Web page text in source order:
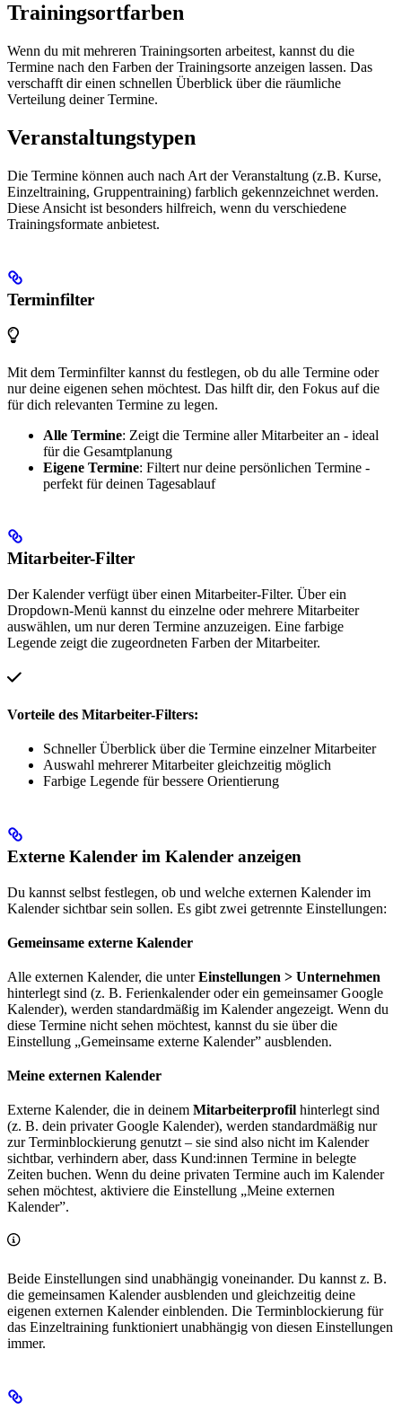
Trainingsortfarben
Wenn du mit mehreren Trainingsorten arbeitest, kannst du die
Termine nach den Farben der Trainingsorte anzeigen lassen. Das
verschafft dir einen schnellen Überblick über die räumliche
Verteilung deiner Termine.
Veranstaltungstypen
Die Termine können auch nach Art der Veranstaltung (z.B. Kurse,
Einzeltraining, Gruppentraining) farblich gekennzeichnet werden.
Diese Ansicht ist besonders hilfreich, wenn du verschiedene
Trainingsformate anbietest.
Terminfilter
Mit dem Terminfilter kannst du festlegen, ob du alle Termine oder
nur deine eigenen sehen möchtest. Das hilft dir, den Fokus auf die
für dich relevanten Termine zu legen.
Alle Termine: Zeigt die Termine aller Mitarbeiter an - ideal
für die Gesamtplanung
Eigene Termine: Filtert nur deine persönlichen Termine -
perfekt für deinen Tagesablauf
Mitarbeiter-Filter
Der Kalender verfügt über einen Mitarbeiter-Filter. Über ein
Dropdown-Menü kannst du einzelne oder mehrere Mitarbeiter
auswählen, um nur deren Termine anzuzeigen. Eine farbige
Legende zeigt die zugeordneten Farben der Mitarbeiter.
Vorteile des Mitarbeiter-Filters:
Schneller Überblick über die Termine einzelner Mitarbeiter
Auswahl mehrerer Mitarbeiter gleichzeitig möglich
Farbige Legende für bessere Orientierung
Externe Kalender im Kalender anzeigen
Du kannst selbst festlegen, ob und welche externen Kalender im
Kalender sichtbar sein sollen. Es gibt zwei getrennte Einstellungen:
Gemeinsame externe Kalender
Alle externen Kalender, die unterEinstellungen > Unternehmen
hinterlegt sind (z. B. Ferienkalender oder ein gemeinsamer Google
Kalender), werden standardmäßig im Kalender angezeigt. Wenn du
diese Termine nicht sehen möchtest, kannst du sie über die
Einstellung „Gemeinsame externe Kalender” ausblenden.
Meine externen Kalender
Externe Kalender, die in deinem Mitarbeiterprofil hinterlegt sind
(z. B. dein privater Google Kalender), werden standardmäßig nur
zur Terminblockierung genutzt – sie sind also nicht im Kalender
sichtbar, verhindern aber, dass Kund:innen Termine in belegte
Zeiten buchen. Wenn du deine privaten Termine auch im Kalender
sehen möchtest, aktiviere die Einstellung „Meine externen
Kalender”.
Beide Einstellungen sind unabhängig voneinander. Du kannst z. B.
die gemeinsamen Kalender ausblenden und gleichzeitig deine
eigenen externen Kalender einblenden. Die Terminblockierung für
das Einzeltraining funktioniert unabhängig von diesen Einstellungen
immer.